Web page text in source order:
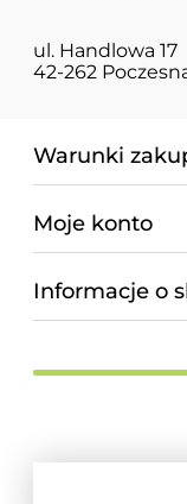
ul. Handlowa 17
42-262
Warunki
Moje konto
Informacje o